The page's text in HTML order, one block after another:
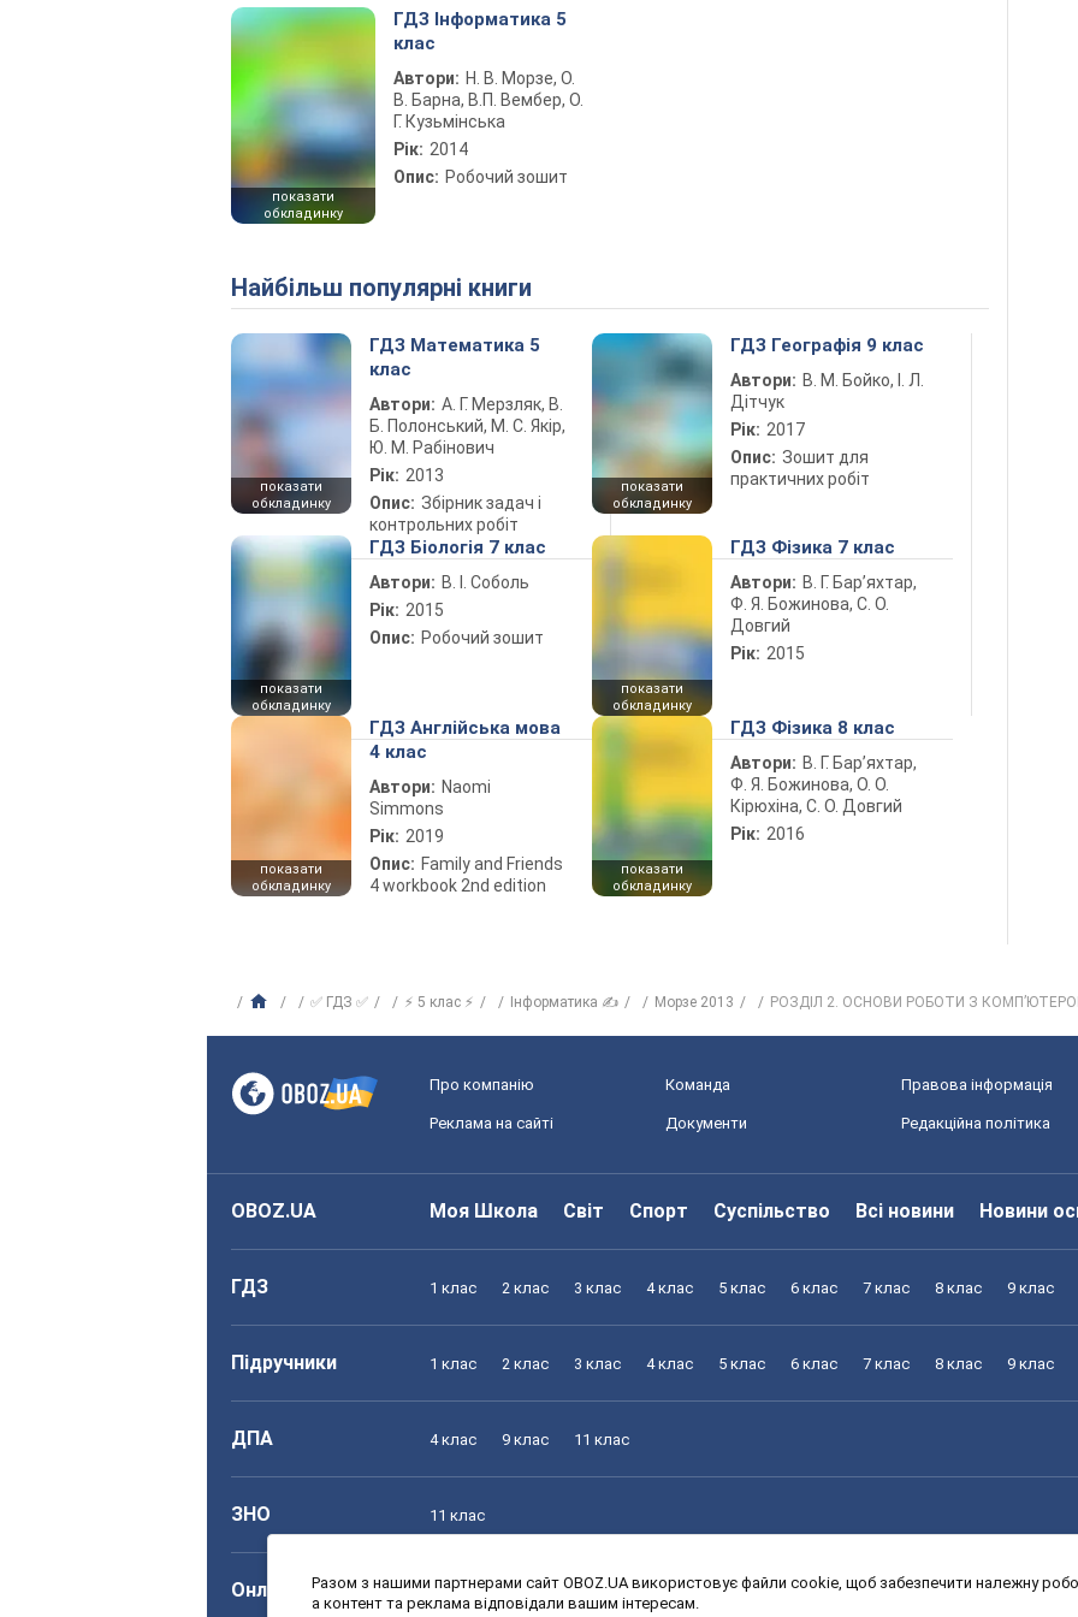
показати
обкладинку
ГДЗ Інформатика 5
клас
Автори: Н. В. Морзе, О.
В. Барна, В.П. Вембер, О.
Г. Кузьмінська
Рік: 2014
Опис: Робочий зошит
Найбільш популярні книги
показати
обкладинку
ГДЗ Математика 5
клас
Автори: А. Г. Мерзляк, В.
Б. Полонський, М. С. Якір,
Ю. М. Рабінович
Рік: 2013
Опис: Збірник задач і
контрольних робіт
показати
обкладинку
ГДЗ Географія 9 клас
Автори: В. М. Бойко, І. Л.
Дітчук
Рік: 2017
Опис: Зошит для
практичних робіт
показати
обкладинку
ГДЗ Біологія 7 клас
Автори: В. І. Соболь
Рік: 2015
Опис: Робочий зошит
показати
обкладинку
ГДЗ Фізика 7 клас
Автори: В. Г. Бар’яхтар,
Ф. Я. Божинова, С. О.
Довгий
Рік: 2015
показати
обкладинку
ГДЗ Англійська мова
4 клас
Автори: Naomi
Simmons
Рік: 2019
Опис: Family and Friends
4 workbook 2nd edition
показати
обкладинку
ГДЗ Фізика 8 клас
Автори: В. Г. Бар’яхтар,
Ф. Я. Божинова, О. О.
Кірюхіна, С. О. Довгий
Рік: 2016
✅ ГДЗ ✅ ⚡ 5 клас ⚡ Інформатика ✍ Морзе 2013 РОЗДІЛ 2. ОСНОВИ РОБОТИ З
Про компанію Команда Правова інформація
Реклама на сайті Документи Редакційна політика
OBOZ.UA Моя Школа Світ Спорт Суспільство Всі новини Новини
ГДЗ 1 клас 2 клас 3 клас 4 клас 5 клас 6 клас 7 клас 8 клас 9 клас
Підручники 1 клас 2 клас 3 клас 4 клас 5 клас 6 клас 7 клас 8 клас 9 клас
ДПА 4 клас 9 клас 11 клас
ЗНО 11 клас
Онлайн уроки 1 клас 2 клас 3 клас 4 клас 5 клас 6 клас 7 клас 8 клас 9 клас
Разом з нашими партнерами сайт OBOZ.UA використовує файли cookie, щоб забезпечити належну
а контент та реклама відповідали вашим інтересам.